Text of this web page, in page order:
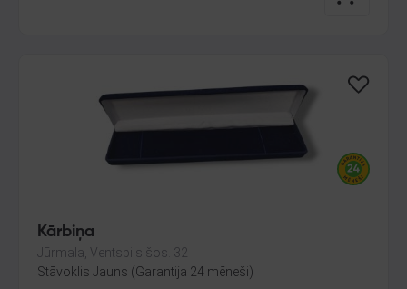
Kārbiņa
Jūrmala, Ventspils šos. 32
Stāvoklis Jauns (Garantija 24 mēneši)